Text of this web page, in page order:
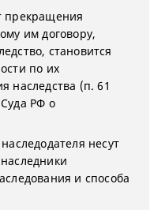
прекращения
им договору,
становится
по их
наследства (п. 61
РФ о
несут
и способа